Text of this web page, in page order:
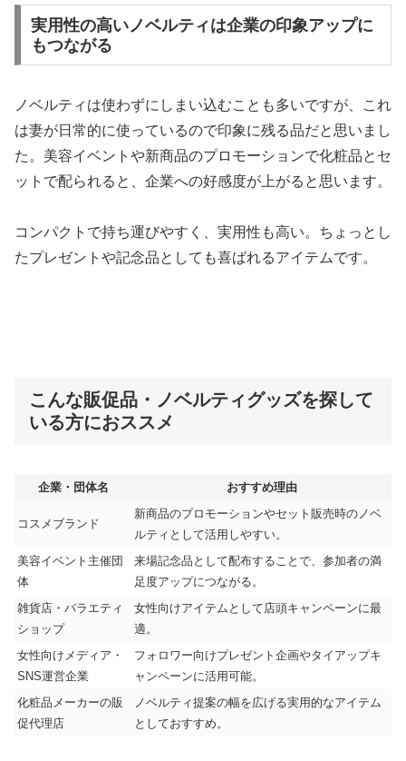
実用性の高いノベルティは企業の印象アップに
もつながる
ノベルティは使わずにしまい込むことも多いですが、これ
は妻が日常的に使っているので印象に残る品だと思いまし
た。美容イベントや新商品のプロモーションで化粧品とセ
ットで配られると、企業への好感度が上がると思います。
コンパクトで持ち運びやすく、実用性も高い。ちょっとし
たプレゼントや記念品としても喜ばれるアイテムです。
こんな販促品・ノベルティグッズを探して
いる方におススメ
企業・団体名 おすすめ理由
コスメブランド
新商品のプロモーションやセット販売時のノベ
ルティとして活用しやすい。
美容イベント主催団
体
来場記念品として配布することで、参加者の満
足度アップにつながる。
雑貨店・バラエティ
ショップ
女性向けアイテムとして店頭キャンペーンに最
適。
女性向けメディア・
SNS運営企業
フォロワー向けプレゼント企画やタイアップキ
ャンペーンに活用可能。
化粧品メーカーの販
促代理店
ノベルティ提案の幅を広げる実用的なアイテム
としておすすめ。